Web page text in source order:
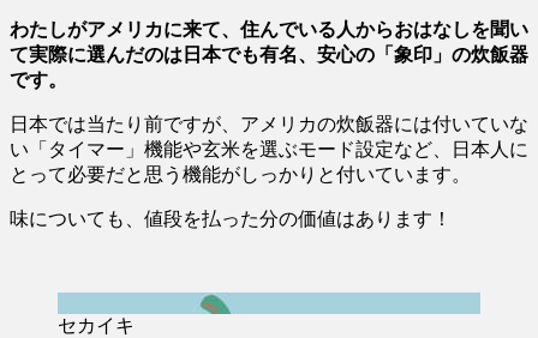
わたしがアメリカに来て、住んでいる人からおはなしを聞い
て実際に選んだのは日本でも有名、安心の「象印」の炊飯器
です。
日本では当たり前ですが、アメリカの炊飯器には付いていな
い「タイマー」機能や玄米を選ぶモード設定など、日本人に
とって必要だと思う機能がしっかりと付いています。
味についても、値段を払った分の価値はあります！
セカイキ